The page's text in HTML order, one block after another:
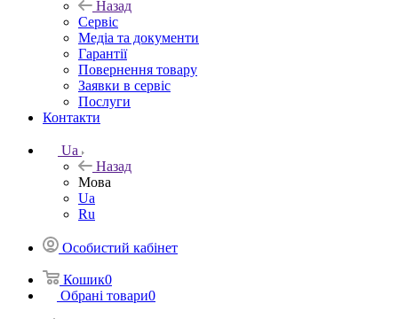
Назад
Сервіс
Медіа та документи
Гарантії
Повернення товару
Заявки в сервіс
Послуги
Контакти
Ua
Назад
Мова
Ua
Ru
Особистий кабінет
Кошик0
Обрані товари0